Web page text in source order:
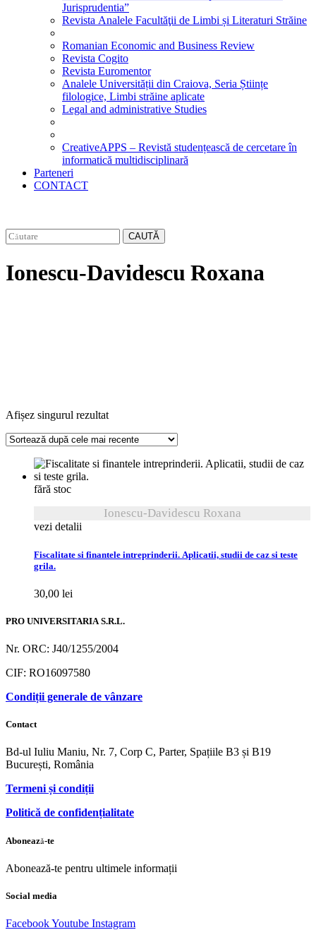
Jurisprudentia”
Revista Analele Facultăţii de Limbi și Literaturi Străine
Romanian Economic and Business Review
Revista Cogito
Revista Euromentor
Analele Universității din Craiova, Seria Științe
filologice, Limbi străine aplicate
Legal and administrative Studies
CreativeAPPS – Revistă studențească de cercetare în
informatică multidisciplinară
Parteneri
CONTACT
CAUTĂ
Ionescu-Davidescu Roxana
Afișez singurul rezultat
fără stoc
Ionescu-Davidescu Roxana
vezi detalii
Fiscalitate si finantele intreprinderii. Aplicatii, studii de caz si teste
grila.
30,00 lei
PRO UNIVERSITARIA S.R.L.
Nr. ORC: J40/1255/2004
CIF: RO16097580
Condiții generale de vânzare
Contact
Bd-ul Iuliu Maniu, Nr. 7, Corp C, Parter, Spațiile B3 și B19
București, România
Termeni și condiții
Politică de confidențialitate
Abonează-te
Abonează-te pentru ultimele informații
Social media
FacebookYoutube Instagram